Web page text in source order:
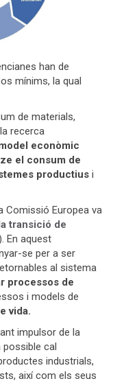
han de
mínims, la qual
de materials,
recerca
econòmic
el consum de
productius i
Comissió Europea va
transició de
En aquest
se per a ser
al sistema
processos de
i models de
vida.
impulsor de la
possible cal
industrials,
així com els seus